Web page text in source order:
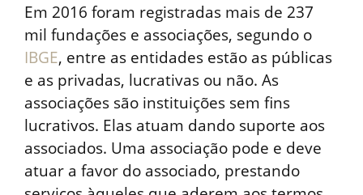
Em 2016 foram registradas mais de 237
mil fundações e associações, segundo o
IBGE, entre as entidades estão as públicas
e as privadas, lucrativas ou não. As
associações são instituições sem fins
lucrativos. Elas atuam dando suporte aos
associados. Uma associação pode e deve
atuar a favor do associado, prestando